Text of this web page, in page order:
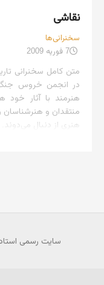
نقاشی
سخنرانی‌ها
7 فوریه 2009
متن کامل سخنرانی
هنرمند با آثار
منتقدان و
هنری از دنبال می‌دوند.
سایت رسمی